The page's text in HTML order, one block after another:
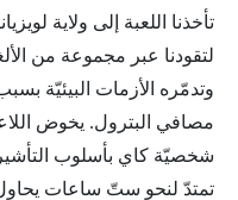
تأخذنا اللعبة إلى ولاية
لتقودنا عبر مجموعة من
وتدمّره الأزمات البيئيّة
مصافي البترول. يخوض
شخصيّة كاي بأسلوب
تمتدّ لنحو ستّ ساعات